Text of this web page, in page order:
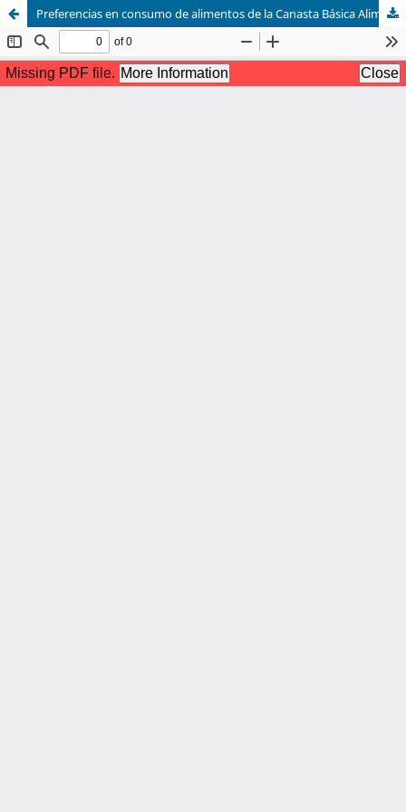
Preferencias en consumo de alimentos de la Canasta Básica Alimentaria (CBA) en Pamplona, Colombia.